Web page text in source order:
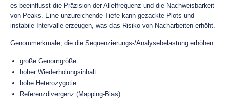
es beeinflusst die Präzision der Allelfrequenz und die Nachweisbarkeit
von Peaks. Eine unzureichende Tiefe kann gezackte Plots und
instabile Intervalle erzeugen, was das Risiko von Nacharbeiten erhöht.
Genommerkmale, die die Sequenzierungs-/Analysebelastung erhöhen:
große Genomgröße
hoher Wiederholungsinhalt
hohe Heterozygotie
Referenzdivergenz (Mapping-Bias)